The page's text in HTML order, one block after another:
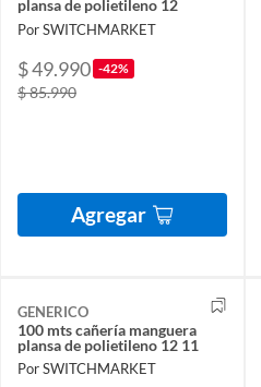
plansa de polietileno 12
Por SWITCHMARKET
$ 49.990 -42%
$ 85.990
Agregar
GENERICO
100 mts cañería manguera
plansa de polietileno 12 11
Por SWITCHMARKET